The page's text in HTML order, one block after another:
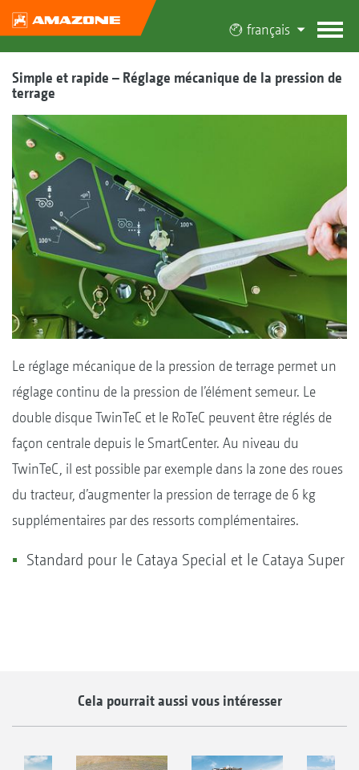
français
Simple et rapide – Réglage mécanique de la pression de
terrage
Le réglage mécanique de la pression de terrage permet un
réglage continu de la pression de l’élément semeur. Le
double disque TwinTeC et le RoTeC peuvent être réglés de
façon centrale depuis le SmartCenter. Au niveau du
TwinTeC, il est possible par exemple dans la zone des roues
du tracteur, d’augmenter la pression de terrage de 6 kg
supplémentaires par des ressorts complémentaires.
Standard pour le Cataya Special et le Cataya Super
Cela pourrait aussi vous intéresser